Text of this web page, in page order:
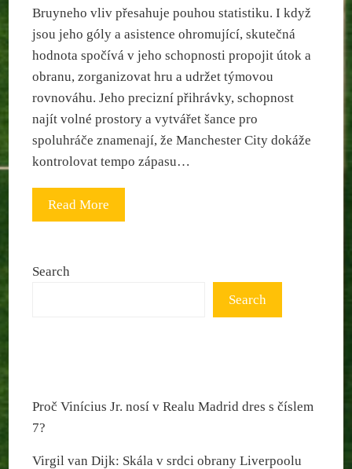
Bruyneho vliv přesahuje pouhou statistiku. I když
jsou jeho góly a asistence ohromující, skutečná
hodnota spočívá v jeho schopnosti propojit útok a
obranu, zorganizovat hru a udržet týmovou
rovnováhu. Jeho precizní přihrávky, schopnost
najít volné prostory a vytvářet šance pro
spoluhráče znamenají, že Manchester City dokáže
kontrolovat tempo zápasu…
Read More
Search
Search
Proč Vinícius Jr. nosí v Realu Madrid dres s číslem
7?
Virgil van Dijk: Skála v srdci obrany Liverpoolu